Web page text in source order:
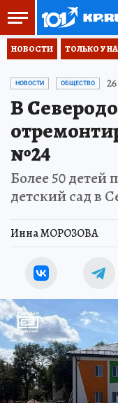
НОВОСТИ ТОЛЬКО У
НОВОСТИ ОБЩЕСТВО
В
№24
Более 50
детский сад в
Инна МОРОЗОВА